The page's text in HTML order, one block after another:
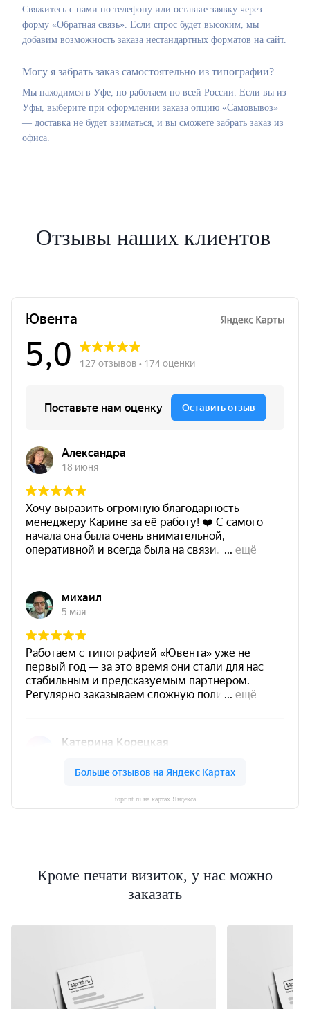
Свяжитесь с нами по телефону или оставьте заявку через
форму «Обратная связь». Если спрос будет высоким, мы
добавим возможность заказа нестандартных форматов на сайт.
Могу я забрать заказ самостоятельно из типографии?
Мы находимся в Уфе, но работаем по всей России. Если вы из
Уфы, выберите при оформлении заказа опцию «Самовывоз»
— доставка не будет взиматься, и вы сможете забрать заказ из
офиса.
Отзывы наших клиентов
toprint.ru на картах Яндекса
Кроме печати визиток, у нас можно
заказать